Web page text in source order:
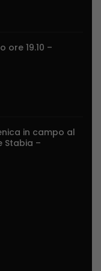
ore 19.10 –
in campo al
Stabia –